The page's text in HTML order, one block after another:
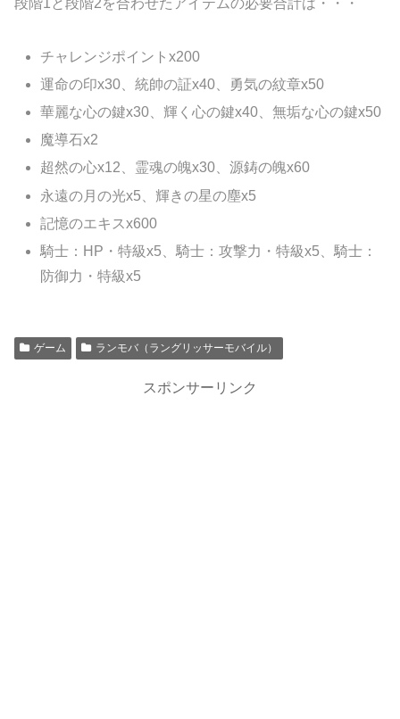
チャレンジポイントx200
運命の印x30、統帥の証x40、勇気の紋章x50
華麗な心の鍵x30、輝く心の鍵x40、無垢な心の鍵x50
魔導石x2
超然の心x12、霊魂の魄x30、源鋳の魄x60
永遠の月の光x5、輝きの星の塵x5
記憶のエキスx600
騎士：HP・特級x5、騎士：攻撃力・特級x5、騎士：
防御力・特級x5
ゲーム ランモバ（ラングリッサーモバイル）
スポンサーリンク